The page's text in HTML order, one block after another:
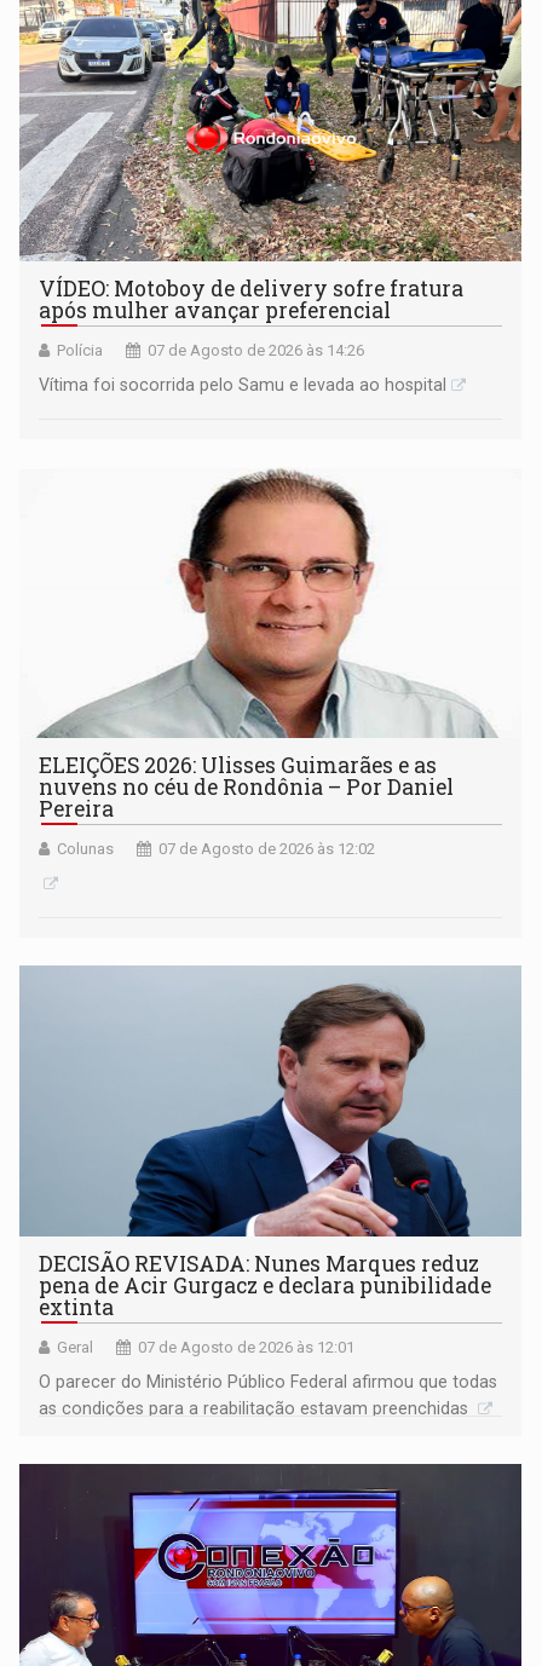
VÍDEO: Motoboy de delivery sofre fratura
após mulher avançar preferencial
Polícia 07 de Agosto de 2026 às 14:26
Vítima foi socorrida pelo Samu e levada ao hospital
ELEIÇÕES 2026: Ulisses Guimarães e as
nuvens no céu de Rondônia – Por Daniel
Pereira
Colunas 07 de Agosto de 2026 às 12:02
DECISÃO REVISADA: Nunes Marques reduz
pena de Acir Gurgacz e declara punibilidade
extinta
Geral 07 de Agosto de 2026 às 12:01
O parecer do Ministério Público Federal afirmou que todas
as condições para a reabilitação estavam preenchidas